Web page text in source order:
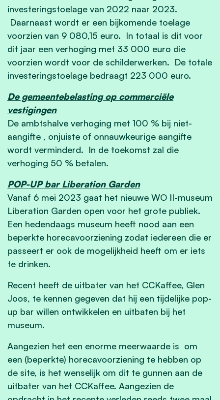
investeringstoelage van 2022 naar 2023.
Daarnaast wordt er een bijkomende toelage
voorzien van 9 080,15 euro. In totaal is dit voor
dit jaar een verhoging met 33 000 euro die
voorzien wordt voor de schilderwerken. De totale
investeringstoelage bedraagt 223 000 euro.
De gemeentebelasting op commerciële
vestigingen
De ambtshalve verhoging met 100 % bij niet-
aangifte , onjuiste of onnauwkeurige aangifte
wordt verminderd. In de toekomst zal die
verhoging 50 % betalen.
POP-UP bar Liberation Garden
Vanaf 6 mei 2023 gaat het nieuwe WO II-museum
Liberation Garden open voor het grote publiek.
Een hedendaags museum heeft nood aan een
beperkte horecavoorziening zodat iedereen die er
passeert er ook de mogelijkheid heeft om er iets
te drinken.
Recent heeft de uitbater van het CCKaffee, Glen
Joos, te kennen gegeven dat hij een tijdelijke pop-
up bar willen ontwikkelen en uitbaten bij het
museum.
Aangezien het een enorme meerwaarde is om
een (beperkte) horecavoorziening te hebben op
de site, is het wenselijk om dit te gunnen aan de
uitbater van het CCKaffee. Aangezien de